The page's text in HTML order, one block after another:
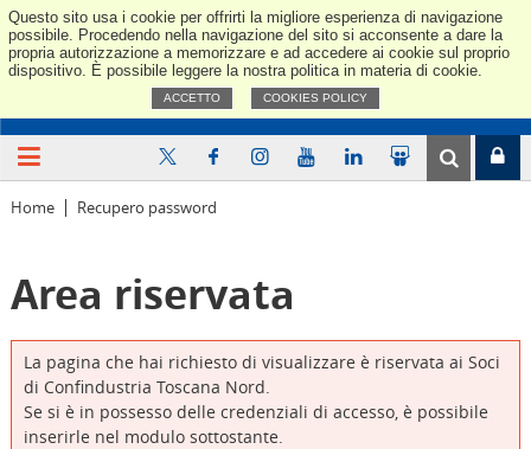
Questo sito usa i cookie per offrirti la migliore esperienza di navigazione
possibile. Procedendo nella navigazione del sito si acconsente a dare la
propria autorizzazione a memorizzare e ad accedere ai cookie sul proprio
dispositivo. È possibile leggere la nostra politica in materia di cookie.
ACCETTO COOKIES POLICY
Home Recupero password
Area riservata
La pagina che hai richiesto di visualizzare è riservata ai Soci
di Confindustria Toscana Nord.
Se si è in possesso delle credenziali di accesso, è possibile
inserirle nel modulo sottostante.